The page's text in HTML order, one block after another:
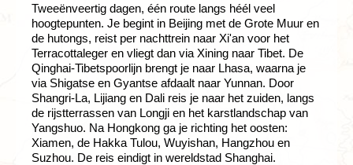
Tweeënveertig dagen, één route langs héél veel
hoogtepunten. Je begint in Beijing met de Grote Muur en
de hutongs, reist per nachttrein naar Xi'an voor het
Terracottaleger en vliegt dan via Xining naar Tibet. De
Qinghai-Tibetspoorlijn brengt je naar Lhasa, waarna je
via Shigatse en Gyantse afdaalt naar Yunnan. Door
Shangri-La, Lijiang en Dali reis je naar het zuiden, langs
de rijstterrassen van Longji en het karstlandschap van
Yangshuo. Na Hongkong ga je richting het oosten:
Xiamen, de Hakka Tulou, Wuyishan, Hangzhou en
Suzhou. De reis eindigt in wereldstad Shanghai.